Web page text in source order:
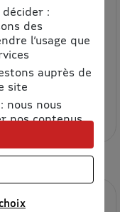
:
des
l’usage que
auprès de
site
: nous nous
nos contenus
avec nos
des
liste de nos